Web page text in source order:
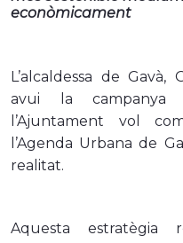
econòmicament
L’alcaldessa de
avui la campanya
l’Ajuntament vol
l’Agenda Urbana de
realitat.
Aquesta